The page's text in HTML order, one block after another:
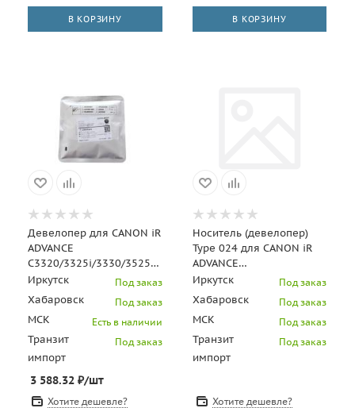
В КОРЗИНУ В КОРЗИНУ
Девелопер для CANON iR
ADVANCE
C3320/3325i/3330/3525i/3530i
(CET) Black, 200г, 240000
стр., CET17101
Иркутск Под заказ
Хабаровск Под заказ
МСК Есть в наличии
Транзит
импорт
Под заказ
3 588.32 ₽/шт
Хотите дешевле?
Носитель (девелопер)
Type 024 для CANON iR
ADVANCE
C3320i/C3325i/C3330i/C250i/
(Japan), 230г/бу
Иркутск Под заказ
Хабаровск Под заказ
МСК Под заказ
Транзит
импорт
Под заказ
Хотите дешевле?